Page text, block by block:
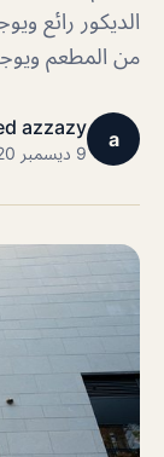
من المطعم
a
azzazy
9 ديسمبر 2020 · 1 دقائق قراءة